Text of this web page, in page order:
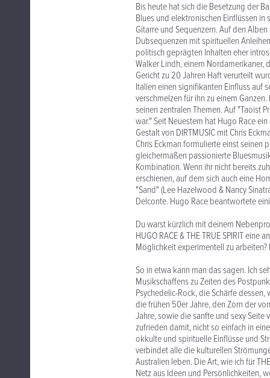
Bis heute hat sich die Besetzung der
Blues und elektronischen Einflüssen
Gitarre und Sequenzern. Auf den
Dubsequenzen mit spirituellen
politisch geprägten Inhalten eher
Walker Lindh, einem Nordamerikaner,
Gericht zu 20 Jahren Haft verurteilt
Italien einen signifikanten Einfluss auf
verschmelzen für ihn zu einem
seinen zentralen Themen. Auf "Taoist
war." Seit Neuestem hat Hugo Race
Gestalt von DIRTMUSIC mit Chris
Chris Eckman formulierte einst seinen
gleichermaßen passionierte
Kombination. Wenn ihr nicht bereits
erschienen, auf dem sich auch eine
"Sand" (Lee Hazelwood & Nancy
Delconte. Hugo Race beantwortete
Du warst kürzlich mit deinem
HUGO RACE & THE TRUE SPIRIT eine
Möglichkeit experimentell zu
So in etwa kann man das sagen. Ich
Musikschaffens zu Zeiten des
Psychedelic-Rock, die Schärfe
die frühen 50er Jahre, den Zorn der
Jahre, sowie die sanfte und sexy
zufrieden damit, nicht so einfach in
okkulte und spirituelle Einflüsse und
verbindet alle die kulturellen
Australien leben. Die Art, wie ich für
Netz aus Ideen und Persönlichkeiten,